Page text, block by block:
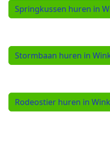
Springkussen huren in
Stormbaan huren in
Rodeostier huren in